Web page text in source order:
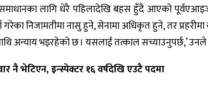
लागि धेरै पहिलादेखि बहस हुँदै आएको
गरेका निजामतीमा नासु हुने, सेनामा अधिकृत हुने, तर
अन्याय भइरहेको छ । यसलाई तत्काल सच्याउनुपर्छ,’ उनले
नै भेटिएन, इन्स्पेक्टर १६ वर्षदेखि एउटै पदमा